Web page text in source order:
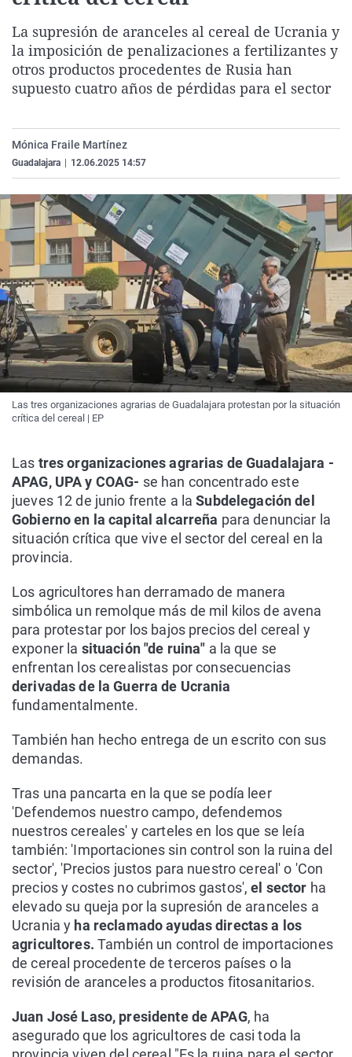
Gente viajera
Como el perro y el
Retornados
Equipo de
Operación Viuda
Galicia
La Rioja
Navarra
Televisión
Elecciones
La supresión de aranceles al cereal de Ucrania y
la imposición de penalizaciones a fertilizantes y
otros productos procedentes de Rusia han
supuesto cuatro años de pérdidas para el sector
Mónica Fraile Martínez
Guadalajara 12.06.2025 14:57
Las tres organizaciones agrarias de Guadalajara protestan por la situación
crítica del cereal | EP
Las tres organizaciones agrarias de Guadalajara -
APAG, UPA y COAG- se han concentrado este
jueves 12 de junio frente a laSubdelegación del
Gobierno en la capital alcarreña para denunciar la
situación crítica que vive el sector del cereal en la
provincia.
Los agricultores han derramado de manera
simbólica un remolque más de mil kilos de avena
para protestar por los bajos precios del cereal y
exponer la situación "de ruina" a la que se
enfrentan los cerealistas por consecuencias
derivadas de la Guerra de Ucrania
fundamentalmente.
También han hecho entrega de un escrito con sus
demandas.
Tras una pancarta en la que se podía leer
'Defendemos nuestro campo, defendemos
nuestros cereales' y carteles en los que se leía
también: 'Importaciones sin control son la ruina del
sector', 'Precios justos para nuestro cereal' o 'Con
precios y costes no cubrimos gastos',el sector ha
elevado su queja por la supresión de aranceles a
Ucrania y ha reclamado ayudas directas a los
agricultores. También un control de importaciones
de cereal procedente de terceros países o la
revisión de aranceles a productos fitosanitarios.
Juan José Laso, presidente de APAG, ha
asegurado que los agricultores de casi toda la